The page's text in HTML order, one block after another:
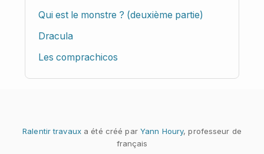
Qui est le monstre ? (deuxième partie)
Dracula
Les comprachicos
Ralentir travauxa été créé par Yann Houry, professeur de
français